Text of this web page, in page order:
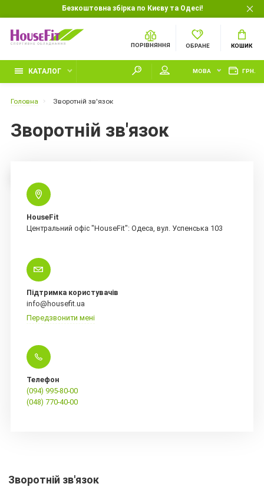
Безкоштовна збірка по Києву та Одесі!
ПОРІВНЯННЯ ОБРАНЕ КОШИК
КАТАЛОГ МОВА ГРН.
Головна Зворотній зв'язок
Зворотній зв'язок
HouseFit
Центральний офіс "HouseFit": Одеса, вул. Успенська 103
Підтримка користувачів
info@housefit.ua
Передзвонити мені
Телефон
(094) 995-80-00
(048) 770-40-00
Зворотній зв'язок